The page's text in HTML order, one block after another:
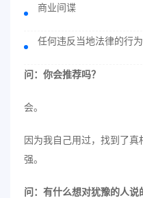
商业间谍
任何违反当地法律的行为
问：你会推荐吗？
会。
因为我自己用过，找到了
强。
问：有什么想对犹豫的人说